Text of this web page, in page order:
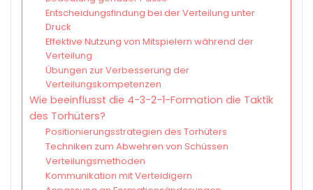
Entscheidungsfindung bei der Verteilung unter
Druck
Effektive Nutzung von Mitspielern während der
Verteilung
Übungen zur Verbesserung der
Verteilungskompetenzen
Wie beeinflusst die 4-3-2-1-Formation die Taktik
des Torhüters?
Positionierungsstrategien des Torhüters
Techniken zum Abwehren von Schüssen
Verteilungsmethoden
Kommunikation mit Verteidigern